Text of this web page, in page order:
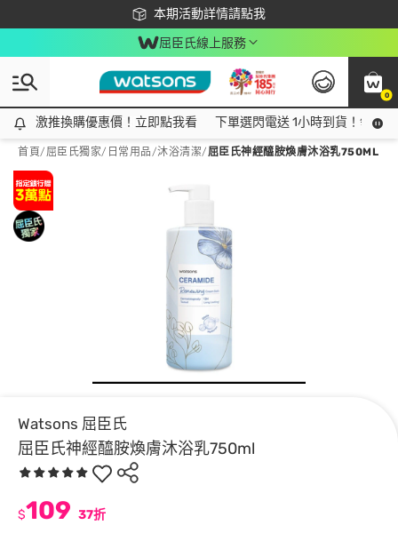
本期活動詳情請點我
下載app最高回饋$350
屈臣氏線上服務
0
激推換購優惠價！立即點我看
激推換購優惠價！立即點我看 下單選閃電送 1小時到貨！領神
首頁/ 屈臣氏獨家/ 日常用品/沐浴清潔/屈臣氏神經醯胺煥膚沐浴乳750ML
Watsons 屈臣氏
屈臣氏神經醯胺煥膚沐浴乳750ml
$109 37折